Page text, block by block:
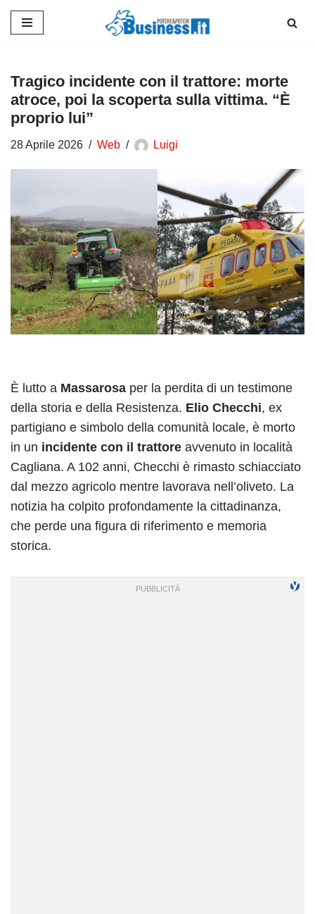
contenuto
Tragico incidente con il trattore: morte
atroce, poi la scoperta sulla vittima. “È
proprio lui”
28 Aprile 2026 Web Luigi
È lutto a Massarosa per la perdita di un testimone
della storia e della Resistenza. Elio Checchi, ex
partigiano e simbolo della comunità locale, è morto
in un incidente con il trattore avvenuto in località
Cagliana. A 102 anni, Checchi è rimasto schiacciato
dal mezzo agricolo mentre lavorava nell’oliveto. La
notizia ha colpito profondamente la cittadinanza,
che perde una figura di riferimento e memoria
storica.